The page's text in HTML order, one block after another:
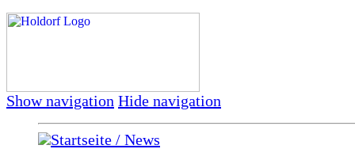
Show navigation Hide navigation
Startseite / News